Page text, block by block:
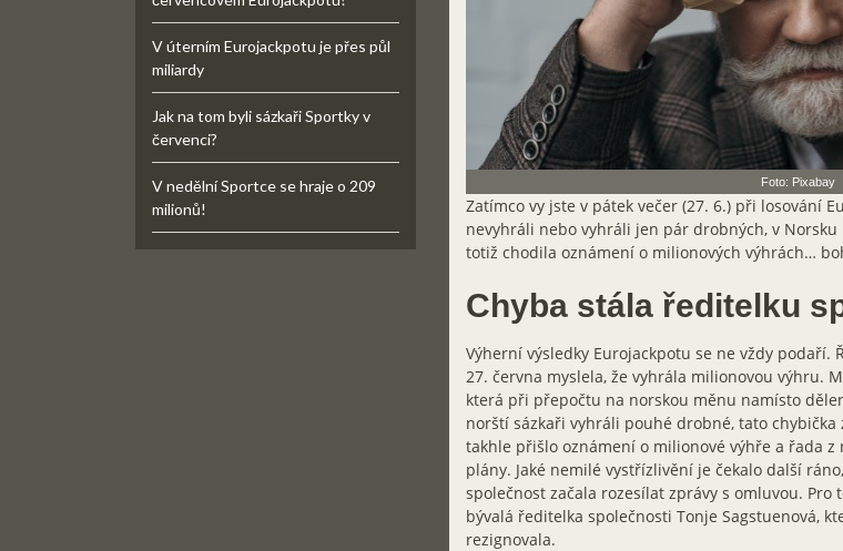
Foto: Pixabay
Zatímco vy jste v pátek večer (27. 6.) při losování
nevyhráli nebo vyhráli jen pár drobných, v
totiž chodila oznámení o milionových výhrách…
Chyba stála ředitelku
Výherní výsledky Eurojackpotu se ne vždy podaří.
27. června myslela, že vyhrála milionovou výhru.
která při přepočtu na norskou měnu namísto
norští sázkaři vyhráli pouhé drobné, tato
takhle přišlo oznámení o milionové výhře a řada
plány. Jaké nemilé vystřízlivění je čekalo další
společnost začala rozesílat zprávy s omluvou.
bývalá ředitelka společnosti Tonje Sagstuenová,
rezignovala.
V úterním Eurojackpotu je přes půl
miliardy
Jak na tom byli sázkaři Sportky v
červenci?
V nedělní Sportce se hraje o 209
milionů!